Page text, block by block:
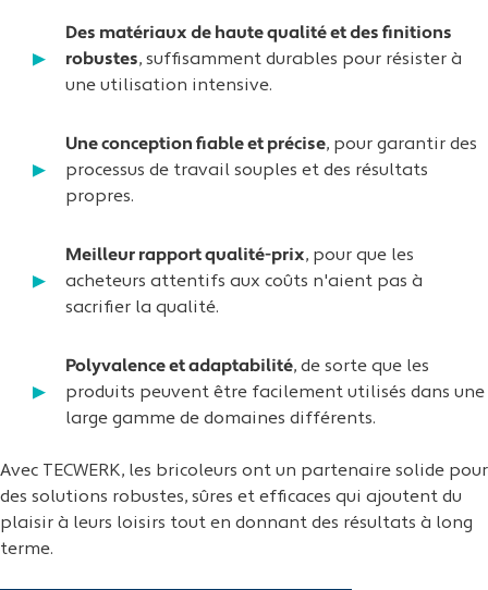
Des matériaux de haute qualité et des finitions
robustes, suffisamment durables pour résister à
une utilisation intensive.
Une conception fiable et précise, pour garantir des
processus de travail souples et des résultats
propres.
Meilleur rapport qualité-prix, pour que les
acheteurs attentifs aux coûts n'aient pas à
sacrifier la qualité.
Polyvalence et adaptabilité, de sorte que les
produits peuvent être facilement utilisés dans une
large gamme de domaines différents.
Avec TECWERK, les bricoleurs ont un partenaire solide pour
des solutions robustes, sûres et efficaces qui ajoutent du
plaisir à leurs loisirs tout en donnant des résultats à long
terme.